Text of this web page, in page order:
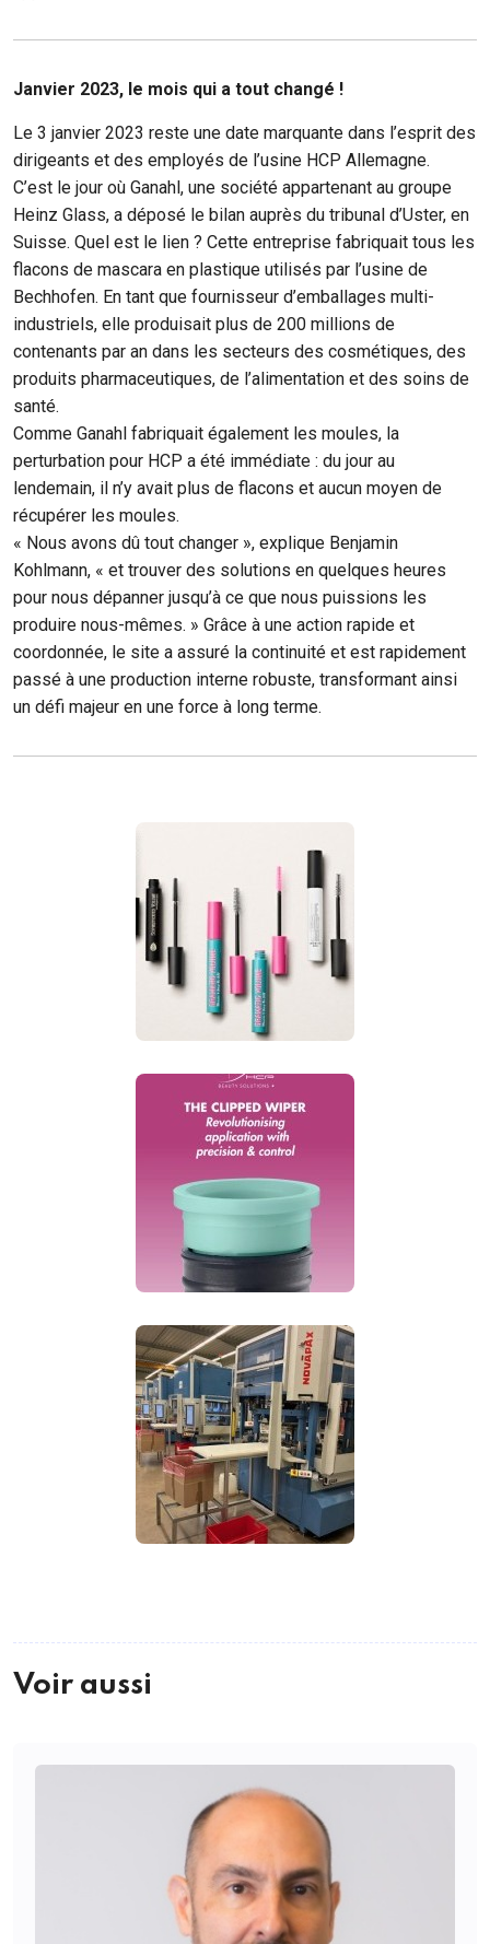
Janvier 2023, le mois qui a tout changé !
Le 3 janvier 2023 reste une date marquante dans l’esprit des
dirigeants et des employés de l’usine HCP Allemagne.
C’est le jour où Ganahl, une société appartenant au groupe
Heinz Glass, a déposé le bilan auprès du tribunal d’Uster, en
Suisse. Quel est le lien ? Cette entreprise fabriquait tous les
flacons de mascara en plastique utilisés par l’usine de
Bechhofen. En tant que fournisseur d’emballages multi-
industriels, elle produisait plus de 200 millions de
contenants par an dans les secteurs des cosmétiques, des
produits pharmaceutiques, de l’alimentation et des soins de
santé.
Comme Ganahl fabriquait également les moules, la
perturbation pour HCP a été immédiate : du jour au
lendemain, il n’y avait plus de flacons et aucun moyen de
récupérer les moules.
« Nous avons dû tout changer », explique Benjamin
Kohlmann, « et trouver des solutions en quelques heures
pour nous dépanner jusqu’à ce que nous puissions les
produire nous-mêmes. » Grâce à une action rapide et
coordonnée, le site a assuré la continuité et est rapidement
passé à une production interne robuste, transformant ainsi
un défi majeur en une force à long terme.
Voir aussi